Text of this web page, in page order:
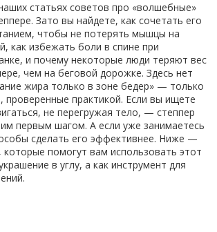
статьях советов про «волшебные»
Зато вы найдете, как сочетать его
чтобы не потерять мышцы на
как избежать боли в спине при
и почему некоторые люди теряют вес
чем на беговой дорожке. Здесь нет
жира только в зоне бедер» — только
проверенные практикой. Если вы ищете
не перегружая тело, — степпер
первым шагом. А если уже занимаетесь
сделать его эффективнее. Ниже —
которые помогут вам использовать этот
в углу, а как инструмент для